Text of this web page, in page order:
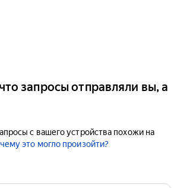
запросы отправляли вы, а
с вашего устройства похожи на
это могло произойти?